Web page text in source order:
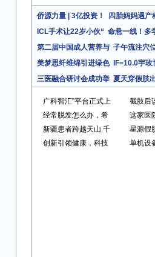
侨源力量 | 3亿投资！
四胎妈妈遇产
ICL手术让22岁小伙“ 命悬一线！多
第二届中国成人营养与 子午流注穴
美梦思纤维绵引进绿色
IF=10.0宇
三医融合研讨会成功举 夏天穿假肢
广科智汇”平台正式上
截肢后
经常脱发怎么办，希
这家医
新疆患者跨越天山 千
星源假
创新引领健康，科技
单机设